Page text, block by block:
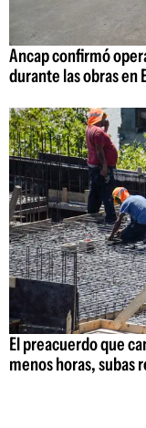
Ancap confirmó
durante las obras en
El preacuerdo que
menos horas, subas